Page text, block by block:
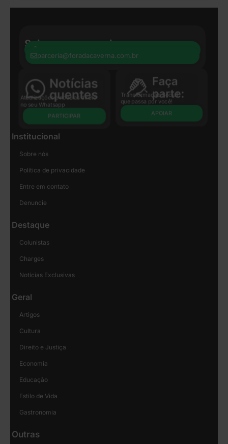
Seja nosso parceiro:
parceria@foradacaverna.com.br
Atualizações e notícias direto
no seu Whatsapp
PARTICIPAR
Transformação Social
que passa por você!
APOIAR
Institucional
Sobre nós
Política de privacidade
Entre em contato
Denuncie
Destaque
Colunistas
Charges
Notícias Exclusivas
Geral
Artigos
Cultura
Direito e Justiça
Economia
Educação
Estilo de Vida
Gastronomia
Outras